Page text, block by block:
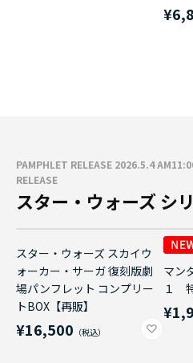
PAMPHLET RELEASE 2026.5.4
RELEASE
スター・ウォーズ シ
スター・ウォーズ スカイウ
ォーカー・サーガ 復刻版劇
場パンフレット コンプリー
トBOX【再販】
¥16,500
マン
１